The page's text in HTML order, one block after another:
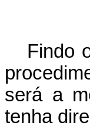
Findo
será a
tenha